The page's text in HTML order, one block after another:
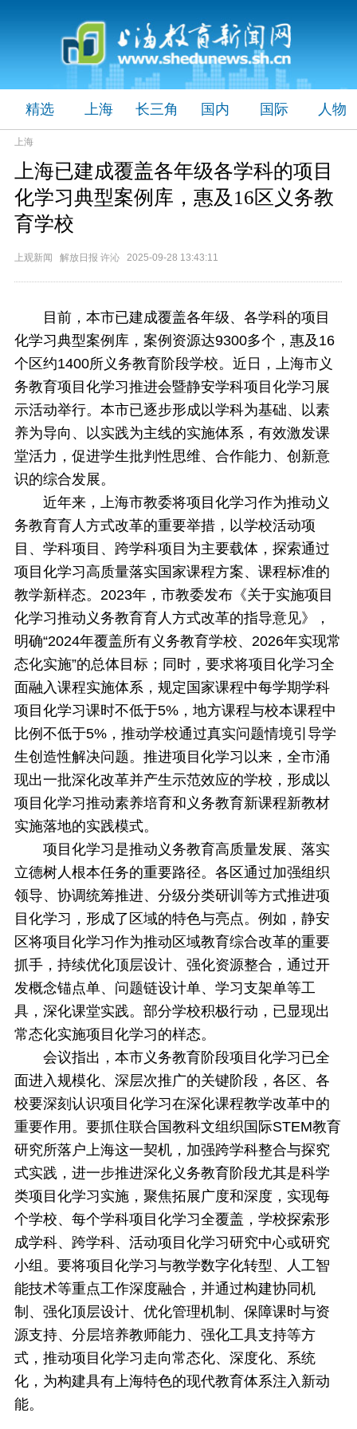
精选 上海 长三角 国内 国际 人物
上海
上海已建成覆盖各年级各学科的项目
化学习典型案例库，惠及16区义务教
育学校
上观新闻 解放日报 许沁 2025-09-28 13:43:11
目前，本市已建成覆盖各年级、各学科的项目
化学习典型案例库，案例资源达9300多个，惠及16
个区约1400所义务教育阶段学校。近日，上海市义
务教育项目化学习推进会暨静安学科项目化学习展
示活动举行。本市已逐步形成以学科为基础、以素
养为导向、以实践为主线的实施体系，有效激发课
堂活力，促进学生批判性思维、合作能力、创新意
识的综合发展。
近年来，上海市教委将项目化学习作为推动义
务教育育人方式改革的重要举措，以学校活动项
目、学科项目、跨学科项目为主要载体，探索通过
项目化学习高质量落实国家课程方案、课程标准的
教学新样态。2023年，市教委发布《关于实施项目
化学习推动义务教育育人方式改革的指导意见》，
明确“2024年覆盖所有义务教育学校、2026年实现常
态化实施”的总体目标；同时，要求将项目化学习全
面融入课程实施体系，规定国家课程中每学期学科
项目化学习课时不低于5%，地方课程与校本课程中
比例不低于5%，推动学校通过真实问题情境引导学
生创造性解决问题。推进项目化学习以来，全市涌
现出一批深化改革并产生示范效应的学校，形成以
项目化学习推动素养培育和义务教育新课程新教材
实施落地的实践模式。
项目化学习是推动义务教育高质量发展、落实
立德树人根本任务的重要路径。各区通过加强组织
领导、协调统筹推进、分级分类研训等方式推进项
目化学习，形成了区域的特色与亮点。例如，静安
区将项目化学习作为推动区域教育综合改革的重要
抓手，持续优化顶层设计、强化资源整合，通过开
发概念锚点单、问题链设计单、学习支架单等工
具，深化课堂实践。部分学校积极行动，已显现出
常态化实施项目化学习的样态。
会议指出，本市义务教育阶段项目化学习已全
面进入规模化、深层次推广的关键阶段，各区、各
校要深刻认识项目化学习在深化课程教学改革中的
重要作用。要抓住联合国教科文组织国际STEM教育
研究所落户上海这一契机，加强跨学科整合与探究
式实践，进一步推进深化义务教育阶段尤其是科学
类项目化学习实施，聚焦拓展广度和深度，实现每
个学校、每个学科项目化学习全覆盖，学校探索形
成学科、跨学科、活动项目化学习研究中心或研究
小组。要将项目化学习与教学数字化转型、人工智
能技术等重点工作深度融合，并通过构建协同机
制、强化顶层设计、优化管理机制、保障课时与资
源支持、分层培养教师能力、强化工具支持等方
式，推动项目化学习走向常态化、深度化、系统
化，为构建具有上海特色的现代教育体系注入新动
能。